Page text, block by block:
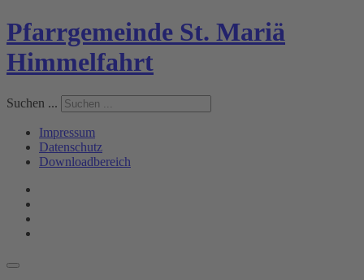
Pfarrgemeinde St. Mariä
Himmelfahrt
Suchen ...
Impressum
Datenschutz
Downloadbereich